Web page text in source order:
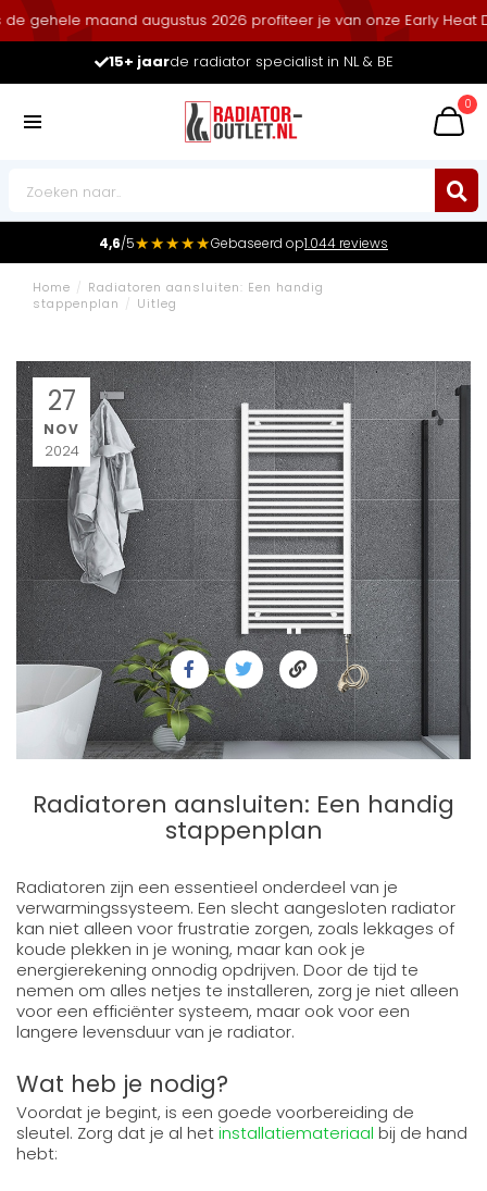
maand augustus 2026 profiteer je van onze Early Heat
15+ jaarde radiator specialist in NL & BE
0
4,6/5★★★★★Gebaseerd op1.044 reviews
Home / Radiatoren aansluiten: Een handig
stappenplan / Uitleg
27
NOV
2024
Radiatoren aansluiten: Een handig
stappenplan
Radiatoren zijn een essentieel onderdeel van je
verwarmingssysteem. Een slecht aangesloten radiator
kan niet alleen voor frustratie zorgen, zoals lekkages of
koude plekken in je woning, maar kan ook je
energierekening onnodig opdrijven. Door de tijd te
nemen om alles netjes te installeren, zorg je niet alleen
voor een efficiënter systeem, maar ook voor een
langere levensduur van je radiator.
Wat heb je nodig?
Voordat je begint, is een goede voorbereiding de
sleutel. Zorg dat je al hetinstallatiemateriaal bij de hand
hebt: